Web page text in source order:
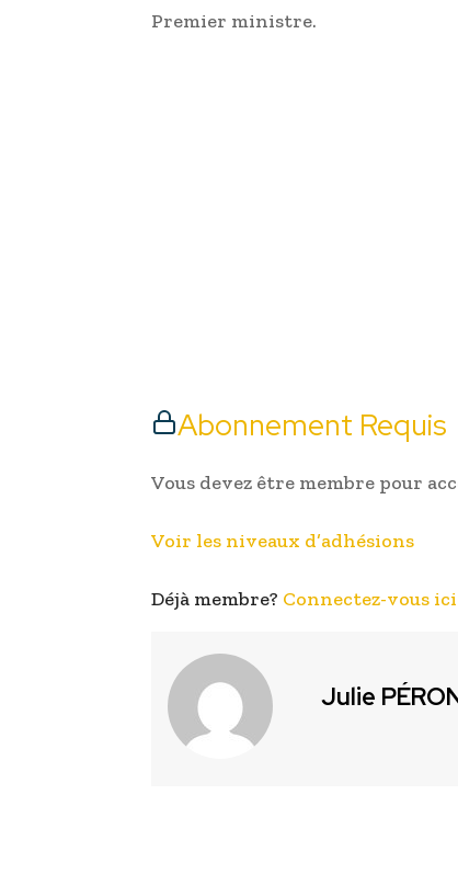
Premier ministre.
Abonnement Requis
Vous devez être membre pour
Voir les niveaux d’adhésions
Déjà membre? Connectez-vous ici
Julie